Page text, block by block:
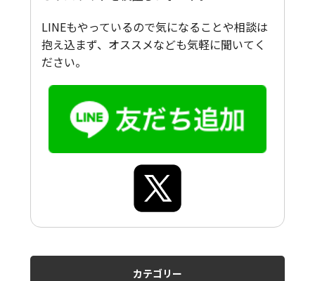
LINEもやっているので気になることや相談は
抱え込まず、オススメなども気軽に聞いてく
ださい。
カテゴリー